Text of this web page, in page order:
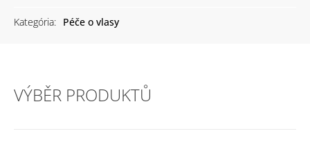
Kategória: Péče o vlasy
VÝBĚR PRODUKTŮ